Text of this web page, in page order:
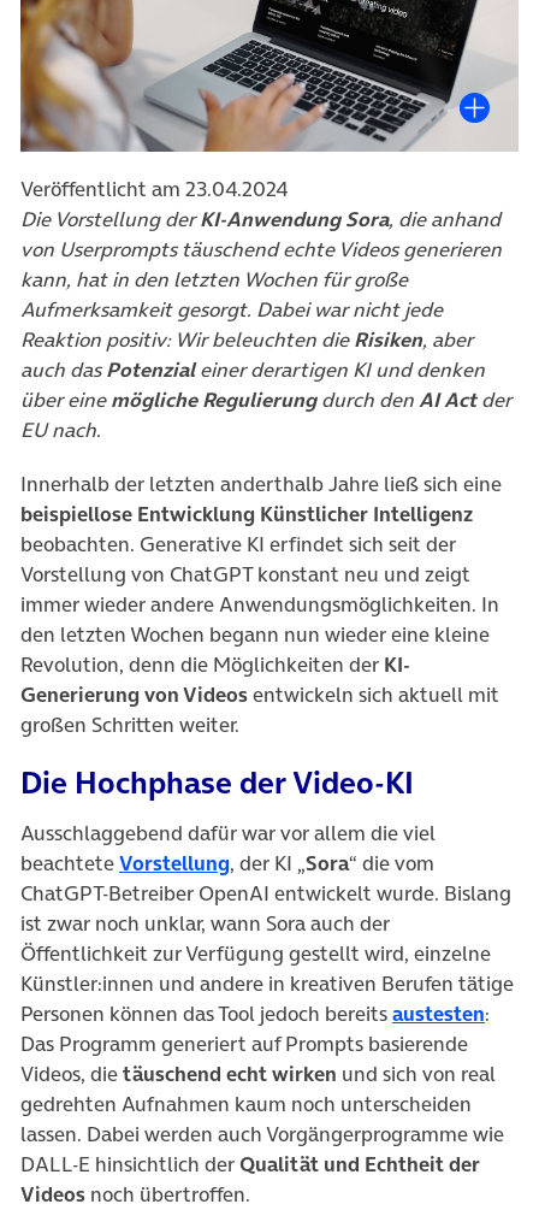
Veröffentlicht am 23.04.2024
Die Vorstellung derKI-Anwendung Sora, die anhand
von Userprompts täuschend echte Videos generieren
kann, hat in den letzten Wochen für große
Aufmerksamkeit gesorgt. Dabei war nicht jede
Reaktion positiv: Wir beleuchten dieRisiken, aber
auch dasPotenzialeiner derartigen KI und denken
über einemögliche Regulierungdurch denAI Actder
EU nach.
Innerhalb der letzten anderthalb Jahre ließ sich eine
beispiellose Entwicklung Künstlicher Intelligenz
beobachten. Generative KI erfindet sich seit der
Vorstellung von ChatGPT konstant neu und zeigt
immer wieder andere Anwendungsmöglichkeiten. In
den letzten Wochen begann nun wieder eine kleine
Revolution, denn die Möglichkeiten der KI-
Generierung von Videosentwickeln sich aktuell mit
großen Schritten weiter.
Die Hochphase der Video-KI
Ausschlaggebend dafür war vor allem die viel
beachteteVorstellung(öffnet in neuem Tab)
, der KI „Sora“ die vom
ChatGPT-Betreiber OpenAI entwickelt wurde. Bislang
ist zwar noch unklar, wann Sora auch der
Öffentlichkeit zur Verfügung gestellt wird, einzelne
Künstler:innen und andere in kreativen Berufen tätige
Personen können das Tool jedoch bereitsaustesten:
Das Programm generiert auf Prompts basierende
Videos, dietäuschend echt wirken und sich von real
gedrehten Aufnahmen kaum noch unterscheiden
lassen. Dabei werden auch Vorgängerprogramme wie
DALL-E hinsichtlich derQualität und Echtheit der
Videos noch übertroffen.